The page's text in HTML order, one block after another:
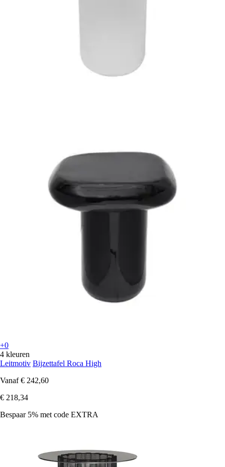
+0
4 kleuren
Leitmotiv Bijzettafel Roca High
Vanaf € 242,60
€ 218,34
Bespaar 5% met code EXTRA